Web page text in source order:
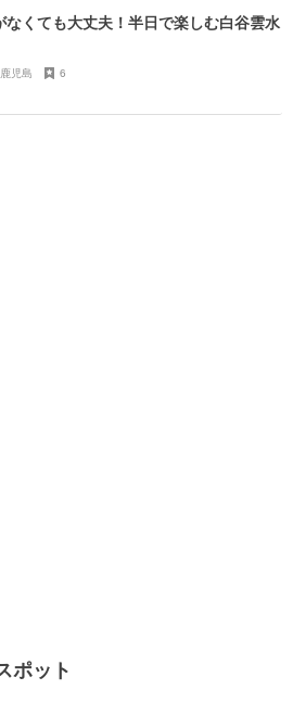
なくても大丈夫！半日で楽しむ白谷雲水
鹿児島 6
ポット